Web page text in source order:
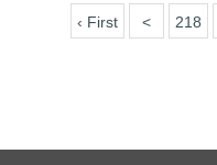
‹ First < 218